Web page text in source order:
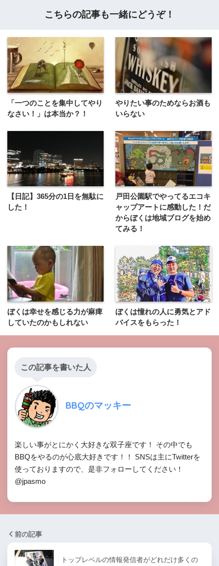
こちらの記事も一緒にどうぞ！
「一つのことを集中してやり
なさい！」は本当か？！
やりたい事のためならお酒も
いらない
【日記】365分の1日を無駄に
した！
戸田公園駅でやってるエコキ
ャップアートに感動した！だ
からぼくは地域ブログを始め
てみる！
ぼくは幸せを感じる力が麻痺
していたのかもしれない
ぼくは憧れの人に勇気とアド
バイスをもらった！
この記事を書いた人
BBQのマッキー
楽しい事がとにかく大好きな双子座です！ その中でも
BBQをやるのが心底大好きです！！ SNSは主にTwitterを
使っておりますので、是非フォローしてください！
@jpasmo
前の記事
トップレベルの情報発信者がどれだけ多くの